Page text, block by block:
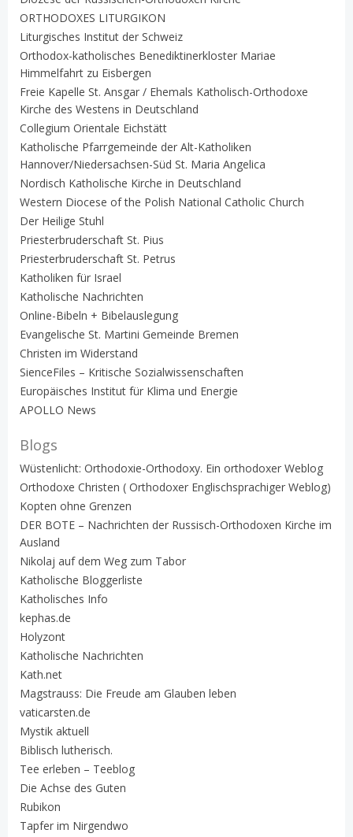
ORTHODOXES LITURGIKON
Liturgisches Institut der Schweiz
Orthodox-katholisches Benediktinerkloster Mariae
Himmelfahrt zu Eisbergen
Freie Kapelle St. Ansgar / Ehemals Katholisch-Orthodoxe
Kirche des Westens in Deutschland
Collegium Orientale Eichstätt
Katholische Pfarrgemeinde der Alt-Katholiken
Hannover/Niedersachsen-Süd St. Maria Angelica
Nordisch Katholische Kirche in Deutschland
Western Diocese of the Polish National Catholic Church
Der Heilige Stuhl
Priesterbruderschaft St. Pius
Priesterbruderschaft St. Petrus
Katholiken für Israel
Katholische Nachrichten
Online-Bibeln + Bibelauslegung
Evangelische St. Martini Gemeinde Bremen
Christen im Widerstand
SienceFiles – Kritische Sozialwissenschaften
Europäisches Institut für Klima und Energie
APOLLO News
Blogs
Wüstenlicht: Orthodoxie-Orthodoxy. Ein orthodoxer Weblog
Orthodoxe Christen ( Orthodoxer Englischsprachiger Weblog)
Kopten ohne Grenzen
DER BOTE – Nachrichten der Russisch-Orthodoxen Kirche im
Ausland
Nikolaj auf dem Weg zum Tabor
Katholische Bloggerliste
Katholisches Info
kephas.de
Holyzont
Katholische Nachrichten
Kath.net
Magstrauss: Die Freude am Glauben leben
vaticarsten.de
Mystik aktuell
Biblisch lutherisch.
Tee erleben – Teeblog
Die Achse des Guten
Rubikon
Tapfer im Nirgendwo